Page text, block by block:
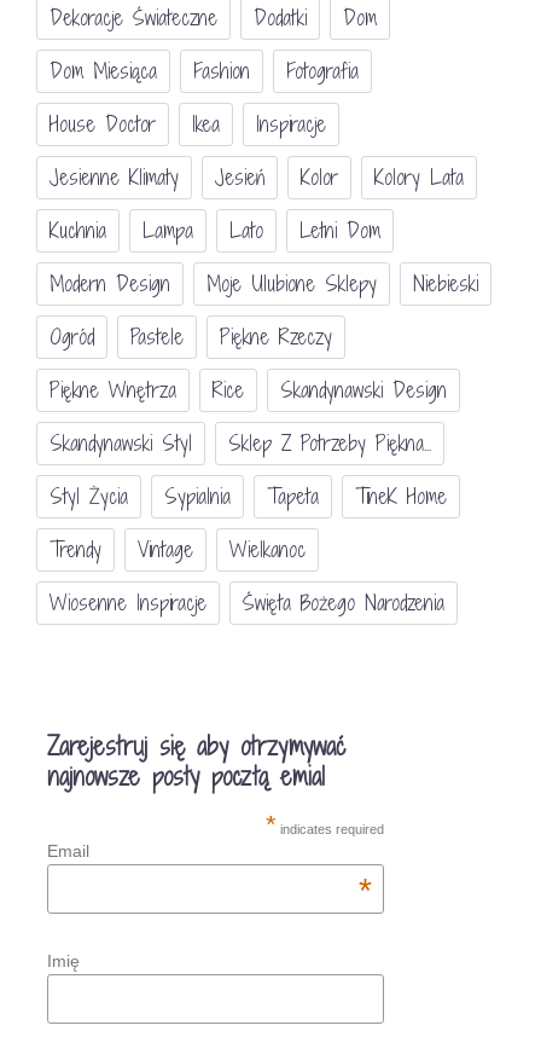
Dekoracje Świateczne
Dodatki
Dom
Dom Miesiąca
Fashion
Fotografia
House Doctor
Ikea
Inspiracje
Jesienne Klimaty
Jesień Kolor
Kolory Lata
Kuchnia
Lampa Lato
Letni Dom
Modern Design
Moje Ulubione Sklepy
Niebieski
Ogród
Pastele
Piękne Rzeczy
Piękne Wnętrza
Rice
Skandynawski Design
Skandynawski Styl
Sklep Z Potrzeby Piękna...
Styl Życia
Sypialnia Tapeta
TineK Home
Trendy
Vintage
Wielkanoc
Wiosenne Inspiracje
Święta Bożego Narodzenia
Zarejestruj się aby otrzymywać
najnowsze posty pocztą emial
* indicates required
Email
*
Imię